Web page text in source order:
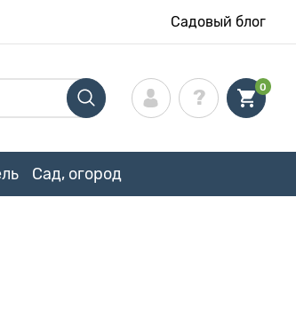
Садовый блог
0
Сад, огород